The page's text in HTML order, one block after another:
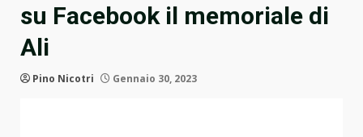
su Facebook il memoriale di
Ali
Pino Nicotri Gennaio 30, 2023